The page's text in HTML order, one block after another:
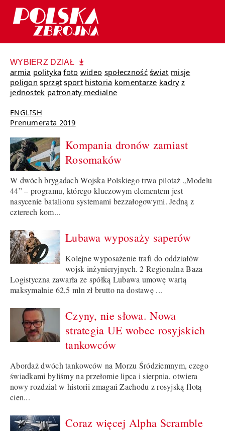
WYBIERZ DZIAŁ
armia polityka foto wideo społeczność świat misje
poligon sprzęt sport historia komentarze kadry z
jednostek patronaty medialne
ENGLISH
Prenumerata 2019
Kompania dronów zamiast
Rosomaków
W dwóch brygadach Wojska Polskiego trwa pilotaż „Modelu
44” – programu, którego kluczowym elementem jest
nasycenie batalionu systemami bezzałogowymi. Jedną z
czterech kom...
Lubawa wyposaży saperów
Kolejne wyposażenie trafi do oddziałów
wojsk inżynieryjnych. 2 Regionalna Baza
Logistyczna zawarła ze spółką Lubawa umowę wartą
maksymalnie 62,5 mln zł brutto na dostawę ...
Czyny, nie słowa. Nowa
strategia UE wobec rosyjskich
tankowców
Abordaż dwóch tankowców na Morzu Śródziemnym, czego
świadkami byliśmy na przełomie lipca i sierpnia, otwiera
nowy rozdział w historii zmagań Zachodu z rosyjską flotą
cien...
Coraz więcej Alpha Scramble